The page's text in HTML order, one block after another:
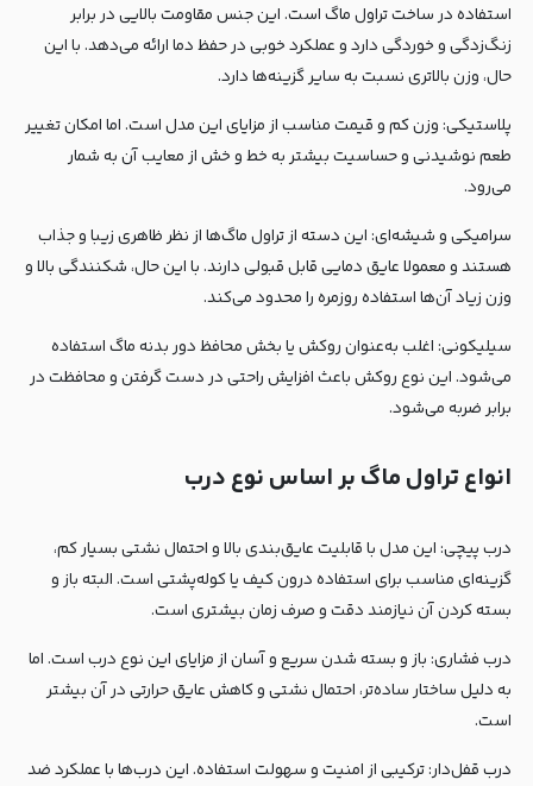
استفاده در ساخت تراول ماگ است. این جنس مقاومت بالایی در برابر
زنگ‌زدگی و خوردگی دارد و عملکرد خوبی در حفظ دما ارائه می‌دهد. با این
حال، وزن بالاتری نسبت به سایر گزینه‌ها دارد.
پلاستیکی: وزن کم و قیمت مناسب از مزایای این مدل است. اما امکان تغییر
طعم نوشیدنی و حساسیت بیشتر به خط و خش از معایب آن به شمار
می‌رود.
سرامیکی و شیشه‌ای: این دسته از تراول ماگ‌ها از نظر ظاهری زیبا و جذاب
هستند و معمولا عایق دمایی قابل قبولی دارند. با این حال، شکنندگی بالا و
وزن زیاد آن‌ها استفاده روزمره را محدود می‌کند.
سیلیکونی: اغلب به‌عنوان روکش یا بخش محافظ دور بدنه ماگ استفاده
می‌شود. این نوع روکش باعث افزایش راحتی در دست گرفتن و محافظت در
برابر ضربه می‌شود.
انواع تراول ماگ بر اساس نوع درب
درب پیچی: این مدل با قابلیت عایق‌بندی بالا و احتمال نشتی بسیار کم،
گزینه‌ای مناسب برای استفاده درون کیف یا کوله‌پشتی است. البته باز و
بسته کردن آن نیازمند دقت و صرف زمان بیشتری است.
درب فشاری: باز و بسته شدن سریع و آسان از مزایای این نوع درب است. اما
به دلیل ساختار ساده‌تر، احتمال نشتی و کاهش عایق حرارتی در آن بیشتر
است.
درب قفل‌دار: ترکیبی از امنیت و سهولت استفاده. این درب‌ها با عملکرد ضد